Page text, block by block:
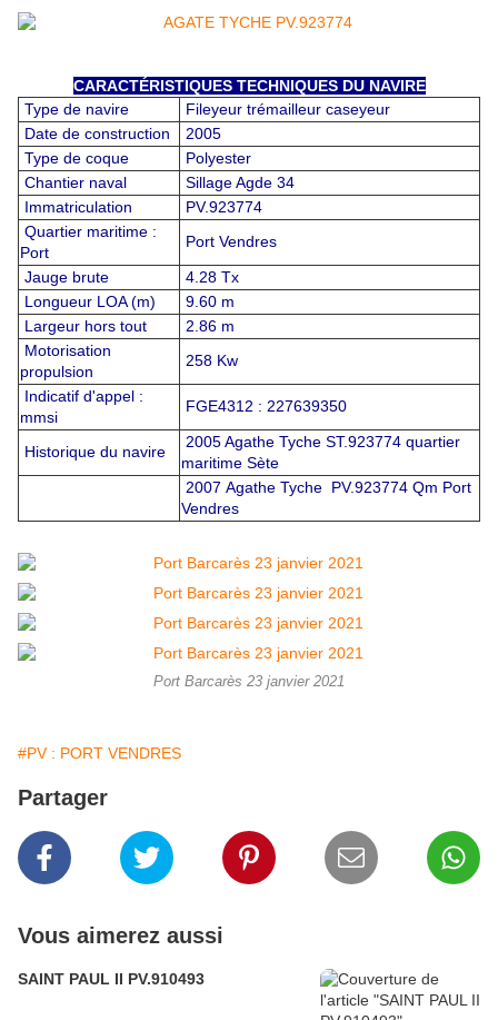
CARACTÉRISTIQUES TECHNIQUES DU NAVIRE
Type de navire
Fileyeur trémailleur caseyeur
Date de construction
2005
Type de coque
Polyester
Chantier naval
Sillage Agde 34
Immatriculation
PV.923774
Quartier maritime :
Port
Port Vendres
Jauge brute
4.28 Tx
Longueur LOA (m)
9.60 m
Largeur hors tout
2.86 m
Motorisation
propulsion
258 Kw
Indicatif d'appel :
mmsi
FGE4312 : 227639350
Historique du navire
2005 Agathe Tyche ST.923774 quartier
maritime Sète
2007 Agathe Tyche PV.923774 Qm Port
Vendres
Port Barcarès 23 janvier 2021
#PV : PORT VENDRES
Partager
Vous aimerez aussi
SAINT PAUL II PV.910493